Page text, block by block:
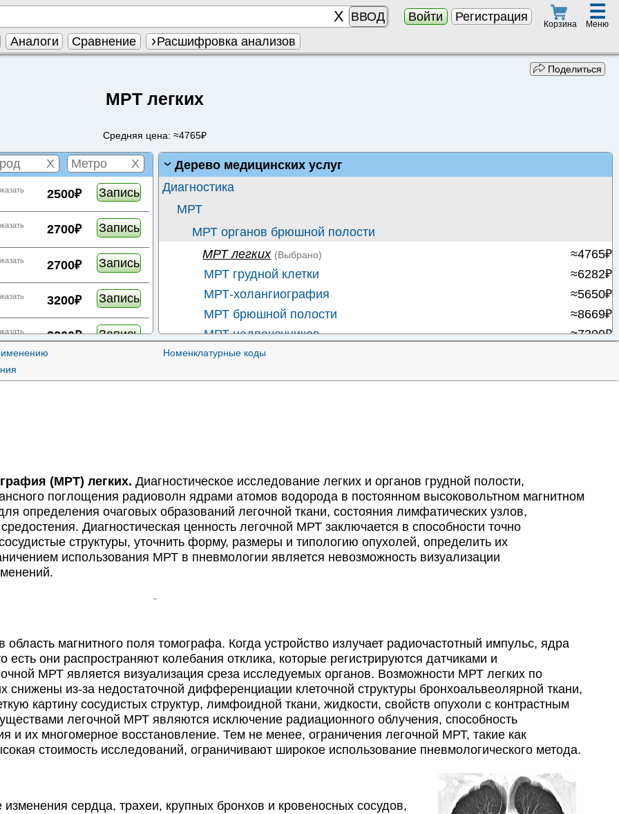
ВВОД Войти Регистрация
Корзина
☰
Меню
Аналоги Сравнение Расшифровка анализов
Поделиться
МРТ легких
Средняя цена: ≈4765₽
X X
Запись
2500₽
Запись
2700₽
Запись
2700₽
Запись
3200₽
Запись
3200₽
Запись
3800₽
Запись
5000₽
Запись
5300₽
Запись
5300₽
Запись
5300₽
Запись
5940₽
Запись
Дерево медицинских услуг
Диагностика
МРТ
МРТ органов брюшной полости
МРТ легких (Выбрано)
≈4765₽
МРТ грудной клетки
≈6282₽
МРТ-холангиография
≈5650₽
МРТ брюшной полости
≈8669₽
МРТ надпочечников
≈7300₽
МРТ сердца
МРПХГ (МРТ-панкреатохолангиография)
≈5687₽
МРТ средостения
Номенклатурные коды
(МРТ) легких.Диагностическое исследование легких и органов грудной полости,
поглощения радиоволн ядрами атомов водорода в постоянном высоковольтном магнитном
определения очаговых образований легочной ткани, состояния лимфатических узлов,
Диагностическая ценность легочной МРТ заключается в способности точно
структуры, уточнить форму, размеры и типологию опухолей, определить их
использования МРТ в пневмологии является невозможность визуализации
магнитного поля томографа. Когда устройство излучает радиочастотный импульс, ядра
есть они распространяют колебания отклика, которые регистрируются датчиками и
МРТ является визуализация среза исследуемых органов. Возможности МРТ легких по
из-за недостаточной дифференциации клеточной структуры бронхоальвеолярной ткани,
картину сосудистых структур, лимфоидной ткани, жидкости, свойств опухоли с контрастным
легочной МРТ являются исключение радиационного облучения, способность
и их многомерное восстановление. Тем не менее, ограничения легочной МРТ, такие как
стоимость исследований, ограничивают широкое использование пневмологического метода.
сердца, трахеи, крупных бронхов и кровеносных сосудов,